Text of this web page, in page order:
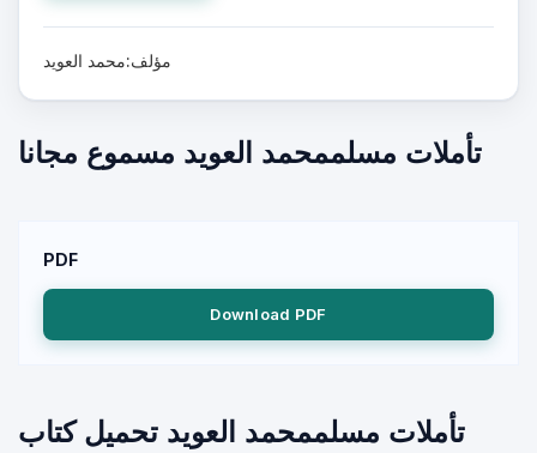
مؤلف:محمد العويد
تأملات مسلممحمد العويد مسموع مجانا
PDF
Download PDF
تأملات مسلممحمد العويد تحميل كتاب